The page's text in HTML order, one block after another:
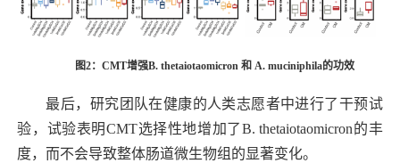
图2：CMT增强B. thetaiotaomicron 和 A. muciniphila的功效
最后，研究团队在健康的人类志愿者中进行了干预试
验，试验表明CMT选择性地增加了B. thetaiotaomicron的丰
度，而不会导致整体肠道微生物组的显著变化。